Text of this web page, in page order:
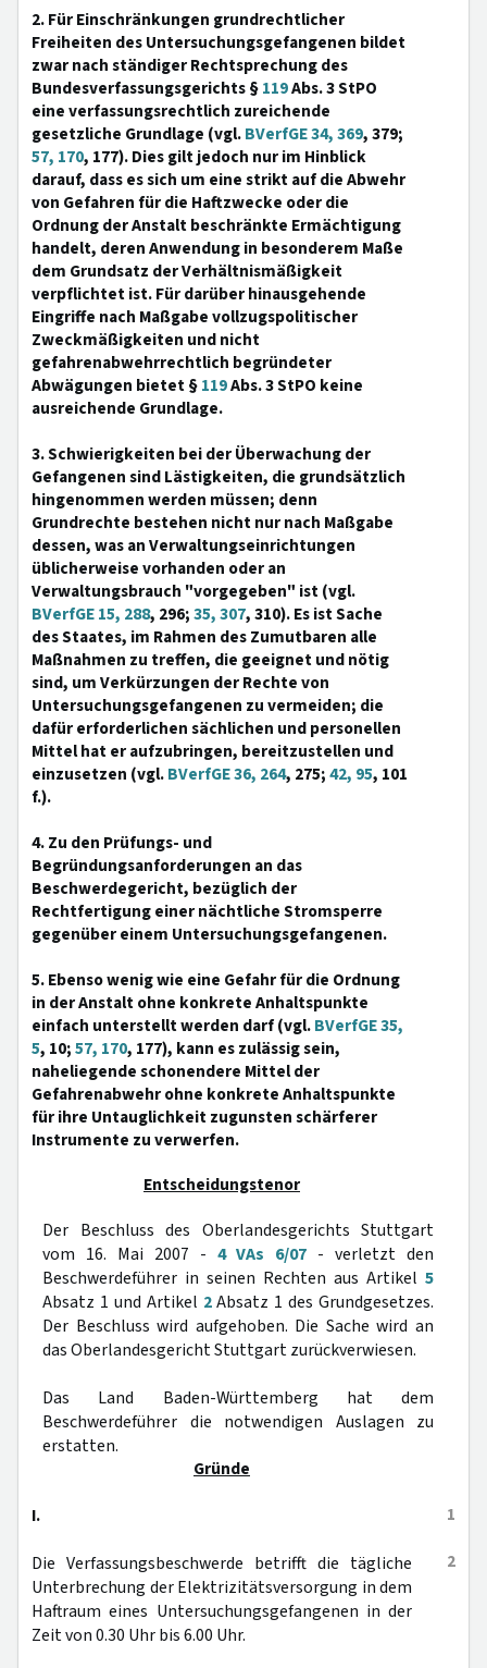
2. Für Einschränkungen grundrechtlicher
Freiheiten des Untersuchungsgefangenen bildet
zwar nach ständiger Rechtsprechung des
Bundesverfassungsgerichts §119Abs. 3 StPO
eine verfassungsrechtlich zureichende
gesetzliche Grundlage (vgl.BVerfGE 34, 369, 379;
57, 170, 177). Dies gilt jedoch nur im Hinblick
darauf, dass es sich um eine strikt auf die Abwehr
von Gefahren für die Haftzwecke oder die
Ordnung der Anstalt beschränkte Ermächtigung
handelt, deren Anwendung in besonderem Maße
dem Grundsatz der Verhältnismäßigkeit
verpflichtet ist. Für darüber hinausgehende
Eingriffe nach Maßgabe vollzugspolitischer
Zweckmäßigkeiten und nicht
gefahrenabwehrrechtlich begründeter
Abwägungen bietet §119Abs. 3 StPO keine
ausreichende Grundlage.
3. Schwierigkeiten bei der Überwachung der
Gefangenen sind Lästigkeiten, die grundsätzlich
hingenommen werden müssen; denn
Grundrechte bestehen nicht nur nach Maßgabe
dessen, was an Verwaltungseinrichtungen
üblicherweise vorhanden oder an
Verwaltungsbrauch "vorgegeben" ist (vgl.
BVerfGE 15, 288, 296;35, 307, 310). Es ist Sache
des Staates, im Rahmen des Zumutbaren alle
Maßnahmen zu treffen, die geeignet und nötig
sind, um Verkürzungen der Rechte von
Untersuchungsgefangenen zu vermeiden; die
dafür erforderlichen sächlichen und personellen
Mittel hat er aufzubringen, bereitzustellen und
einzusetzen (vgl.BVerfGE 36, 264, 275;42, 95, 101
f.).
4. Zu den Prüfungs- und
Begründungsanforderungen an das
Beschwerdegericht, bezüglich der
Rechtfertigung einer nächtliche Stromsperre
gegenüber einem Untersuchungsgefangenen.
5. Ebenso wenig wie eine Gefahr für die Ordnung
in der Anstalt ohne konkrete Anhaltspunkte
einfach unterstellt werden darf (vgl.BVerfGE 35,
5, 10;57, 170, 177), kann es zulässig sein,
naheliegende schonendere Mittel der
Gefahrenabwehr ohne konkrete Anhaltspunkte
für ihre Untauglichkeit zugunsten schärferer
Instrumente zu verwerfen.
Entscheidungstenor
Der Beschluss des Oberlandesgerichts Stuttgart
vom 16. Mai 2007 - 4 VAs 6/07 - verletzt den
Beschwerdeführer in seinen Rechten aus Artikel 5
Absatz 1 und Artikel 2Absatz 1 des Grundgesetzes.
Der Beschluss wird aufgehoben. Die Sache wird an
das Oberlandesgericht Stuttgart zurückverwiesen.
Das Land Baden-Württemberg hat dem
Beschwerdeführer die notwendigen Auslagen zu
erstatten.
Gründe
1
I.
2
Die Verfassungsbeschwerde betrifft die tägliche
Unterbrechung der Elektrizitätsversorgung in dem
Haftraum eines Untersuchungsgefangenen in der
Zeit von 0.30 Uhr bis 6.00 Uhr.